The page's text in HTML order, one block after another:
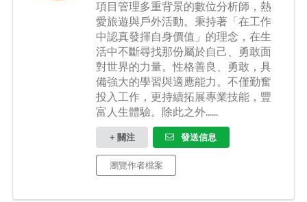
項目管理多重背景的數位分析師，熱
愛旅遊與戶外活動。秉持著「在工作
中認真發揮自身價值」的理念，在生
活中不斷尋找那份屬於自己、勇敢面
對世界的力量。性格善良、勇敢，具
備強大的學習與適應能力。不僅勤奮
投入工作，更持續拓展專業技能，豐
富人生體驗。除此之外......
+ 關注 發送信息
瀏覽作者檔案